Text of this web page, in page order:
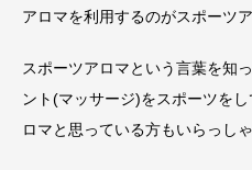
アロマを利用するのがスポーツア
スポーツアロマという言葉を知
ント(マッサージ)をスポーツを
ロマと思っている方もいらっしゃ